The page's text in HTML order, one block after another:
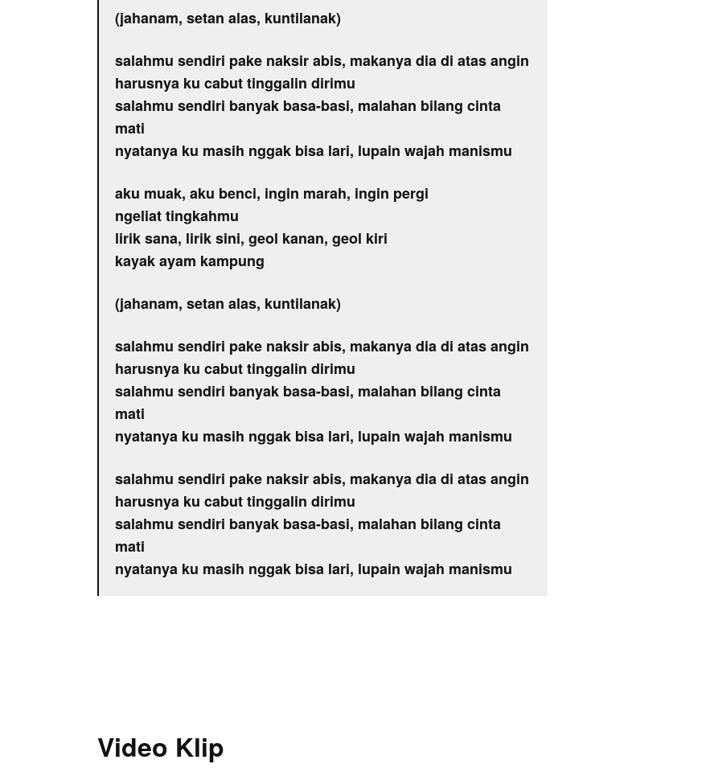
(jahanam, setan alas, kuntilanak)
salahmu sendiri pake naksir abis, makanya dia di atas angin
harusnya ku cabut tinggalin dirimu
salahmu sendiri banyak basa-basi, malahan bilang cinta
mati
nyatanya ku masih nggak bisa lari, lupain wajah manismu
aku muak, aku benci, ingin marah, ingin pergi
ngeliat tingkahmu
lirik sana, lirik sini, geol kanan, geol kiri
kayak ayam kampung
(jahanam, setan alas, kuntilanak)
salahmu sendiri pake naksir abis, makanya dia di atas angin
harusnya ku cabut tinggalin dirimu
salahmu sendiri banyak basa-basi, malahan bilang cinta
mati
nyatanya ku masih nggak bisa lari, lupain wajah manismu
salahmu sendiri pake naksir abis, makanya dia di atas angin
harusnya ku cabut tinggalin dirimu
salahmu sendiri banyak basa-basi, malahan bilang cinta
mati
nyatanya ku masih nggak bisa lari, lupain wajah manismu
Video Klip